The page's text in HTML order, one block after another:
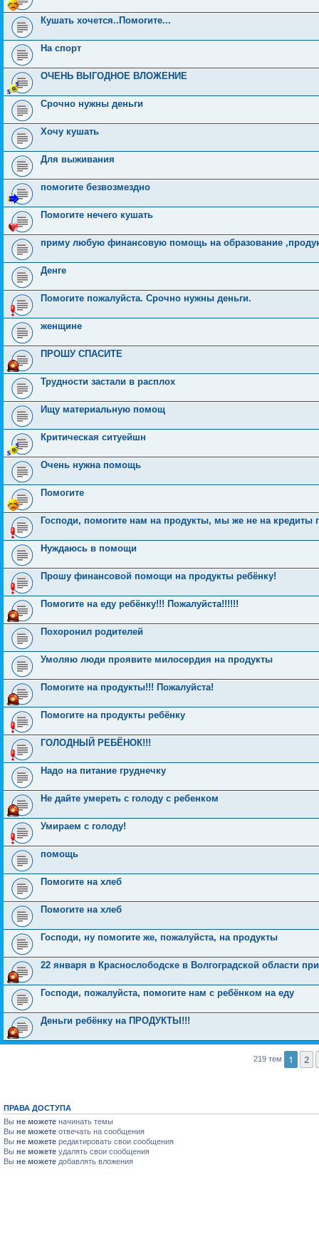
Кушать хочется..Помогите...
На спорт
ОЧЕНЬ ВЫГОДНОЕ ВЛОЖЕНИЕ
Срочно нужны деньги
Хочу кушать
Для выживания
помогите безвозмездно
Помогите нечего кушать
приму любую финансовую помощь на образование
Денге
Помогите пожалуйста. Срочно нужны деньги.
женщине
ПРОШУ СПАСИТЕ
Трудности застали в расплох
Ищу материальную помощ
Критическая ситуейшн
Очень нужна помощь
Помогите
Господи, помогите нам на продукты, мы же не на
Нуждаюсь в помощи
Прошу финансовой помощи на продукты ребёнку!
Помогите на еду ребёнку!!! Пожалуйста!!!!!!
Похоронил родителей
Умоляю люди проявите милосердия на продукты
Помогите на продукты!!! Пожалуйста!
Помогите на продукты ребёнку
ГОЛОДНЫЙ РЕБЁНОК!!!
Надо на питание груднечку
Не дайте умереть с голоду с ребенком
Умираем с голоду!
помощь
Помогите на хлеб
Помогите на хлеб
Господи, ну помогите же, пожалуйста, на продукты
22 января в Краснослободске в Волгоградской области
Господи, пожалуйста, помогите нам с ребёнком на еду
Деньги ребёнку на ПРОДУКТЫ!!!
219 тем 1 2
ПРАВА ДОСТУПА
Вы не можете начинать темы
Вы не можете отвечать на сообщения
Вы не можете редактировать свои сообщения
Вы не можете удалять свои сообщения
Вы не можете добавлять вложения